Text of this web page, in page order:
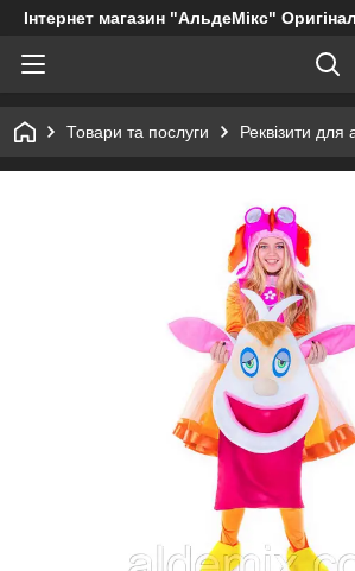
Інтернет магазин "АльдеМікс"
Товари та послуги Реквізити для